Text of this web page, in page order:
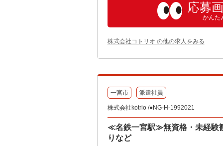
応募
かんた
株式会社コトリオ の他の求人をみる
一宮市 派遣社員
株式会社kotrio /●NG-H-1992021
≪名鉄一宮駅≫無資格・未経験
りなど